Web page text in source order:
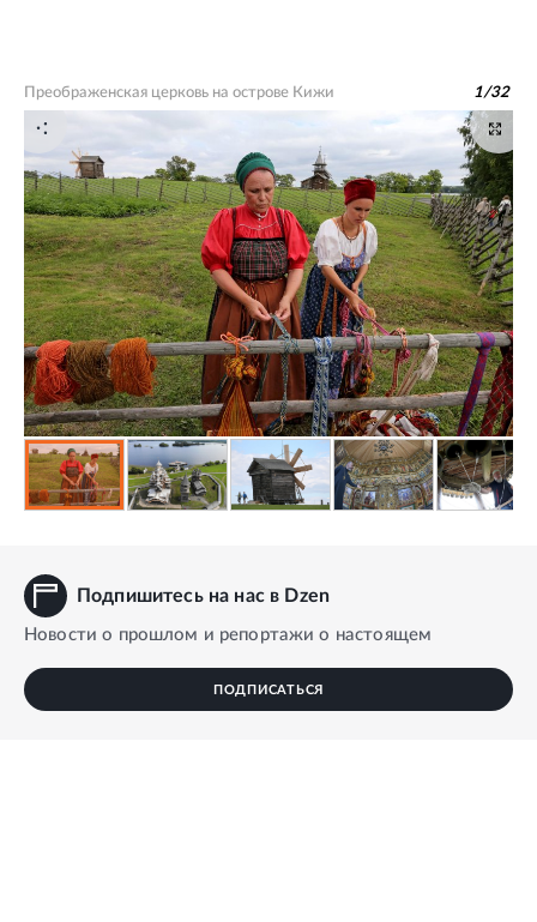
Преображенская церковь на острове Кижи 1/32
Подпишитесь на нас в Dzen
Новости о прошлом и репортажи о настоящем
ПОДПИСАТЬСЯ